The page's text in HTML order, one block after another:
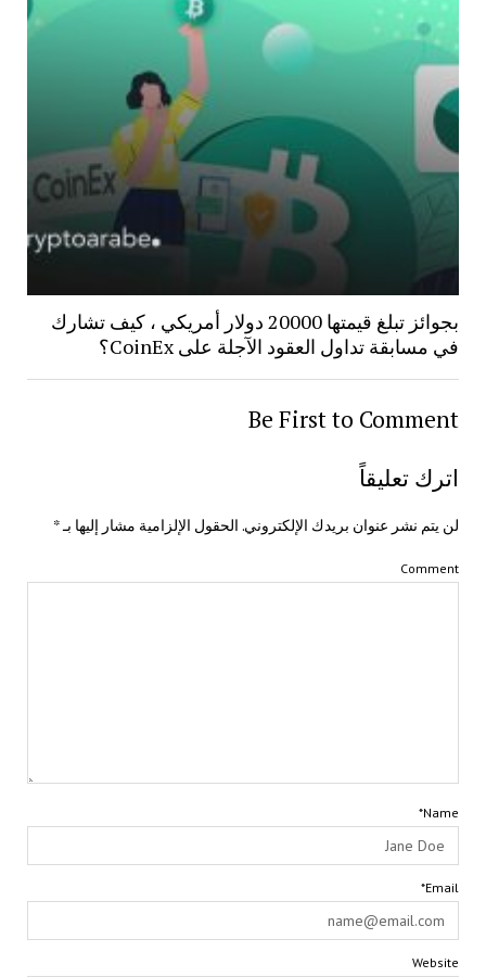
بجوائز تبلغ قيمتها 20000 دولار أمريكي ، كيف تشارك
في مسابقة تداول العقود الآجلة على CoinEx؟
Be First to Comment
اترك تعليقاً
لن يتم نشر عنوان بريدك الإلكتروني. الحقول الإلزامية مشار إليها بـ*
Comment
Name*
Email*
Website